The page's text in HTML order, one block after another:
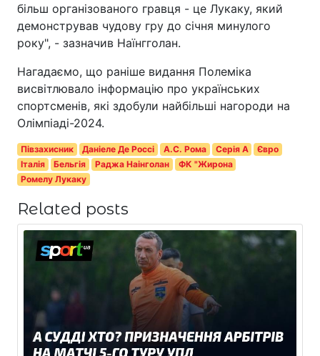
більш організованого гравця - це Лукаку, який
демонстрував чудову гру до січня минулого
року", - зазначив Наїнгголан.
Нагадаємо, що раніше видання Полеміка
висвітлювало інформацію про українських
спортсменів, які здобули найбільші нагороди на
Олімпіаді-2024.
Півзахисник Даніеле Де Россі А.С. Рома Серія A
Євро
Італія
Бельгія Раджа Наінголан
ФК "Жирона
Ромелу Лукаку
Related posts